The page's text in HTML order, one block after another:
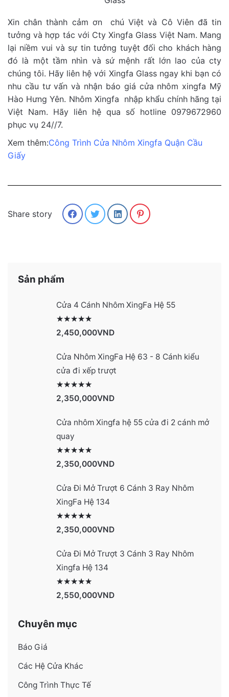
Xin chân thành cảm ơn chú Việt và Cô Viên đã tin
tưởng và hợp tác với Cty Xingfa Glass Việt Nam. Mang
lại niềm vui và sự tin tưởng tuyệt đối cho khách hàng
đó là một tầm nhìn và sứ mệnh rất lớn lao của cty
chúng tôi. Hãy liên hệ với Xingfa Glass ngay khi bạn có
nhu cầu tư vấn và nhận báo giá cửa nhôm xingfa Mỹ
Hào Hưng Yên. Nhôm Xingfa nhập khẩu chính hãng tại
Việt Nam. Hãy liên hệ qua số hotline 0979672960
phục vụ 24//7.
Xem thêm:Công Trình Cửa Nhôm Xingfa Quận Cầu
Giấy
Share story
Sản phẩm
Cửa 4 Cánh Nhôm XingFa Hệ 55
2,450,000VND
Cửa Nhôm XingFa Hệ 63 - 8 Cánh kiểu
cửa đi xếp trượt
2,350,000VND
Cửa nhôm Xingfa hệ 55 cửa đi 2 cánh mở
quay
2,350,000VND
Cửa Đi Mở Trượt 6 Cánh 3 Ray Nhôm
XingFa Hệ 134
2,350,000VND
Cửa Đi Mở Trượt 3 Cánh 3 Ray Nhôm
Xingfa Hệ 134
2,550,000VND
Chuyên mục
Báo Giá
Các Hệ Cửa Khác
Công Trình Thực Tế